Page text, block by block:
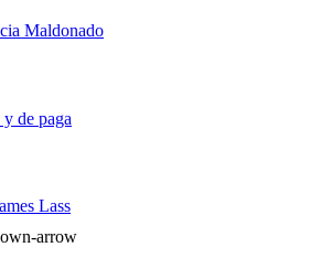
Maldonado
de paga
Lass